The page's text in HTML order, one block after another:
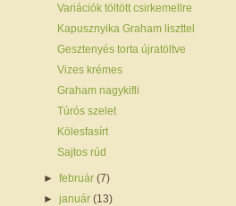
Variációk töltött csirkemellre
Kapusznyika Graham liszttel
Gesztenyés torta újratöltve
Vizes krémes
Graham nagykifli
Túrós szelet
Kölesfasírt
Sajtos rúd
►február(7)
►január(13)